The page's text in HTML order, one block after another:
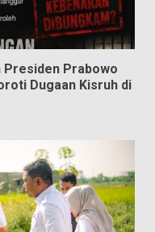
Presiden Prabowo
Dugaan Kisruh di